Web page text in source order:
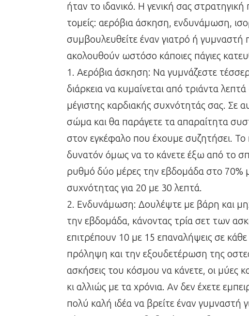
ήταν το ιδανικό. Η γενική σας στρατηγική
τομείς: αερόβια άσκηση, ενδυνάμωση,
συμβουλευθείτε έναν γιατρό ή γυμναστή
ακολουθούν ωστόσο κάποιες πάγιες
1. Αερόβια άσκηση: Να γυμνάζεστε
διάρκεια να κυμαίνεται από τριάντα
μέγιστης καρδιακής συχνότητάς σας. Σε
σώμα και θα παράγετε τα απαραίτητα
στον εγκέφαλο που έχουμε συζητήσει. Το
δυνατόν όμως να το κάνετε έξω από το
ρυθμό δύο μέρες την εβδομάδα στο 70%
συχνότητας για 20 με 30 λεπτά.
2. Ενδυνάμωση: Δουλέψτε με βάρη και
την εβδομάδα, κάνοντας τρία σετ των
επιτρέπουν 10 με 15 επαναλήψεις σε κάθε
πρόληψη και την εξουδετέρωση της
ασκήσεις του κόσμου να κάνετε, οι μύες
κι αλλιώς με τα χρόνια. Αν δεν έχετε
πολύ καλή ιδέα να βρείτε έναν